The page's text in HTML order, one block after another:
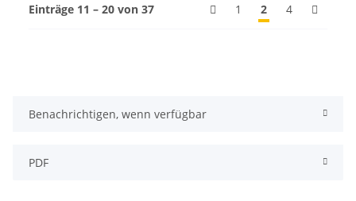
Einträge 11 – 20 von 37 1 2 4
Benachrichtigen, wenn verfügbar
PDF